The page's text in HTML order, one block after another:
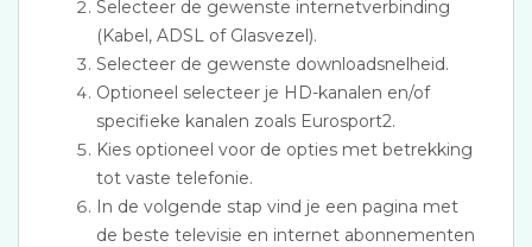
Selecteer de gewenste internetverbinding
(Kabel, ADSL of Glasvezel).
Selecteer de gewenste downloadsnelheid.
Optioneel selecteer je HD-kanalen en/of
specifieke kanalen zoals Eurosport2.
Kies optioneel voor de opties met betrekking
tot vaste telefonie.
In de volgende stap vind je een pagina met
de beste televisie en internet abonnementen